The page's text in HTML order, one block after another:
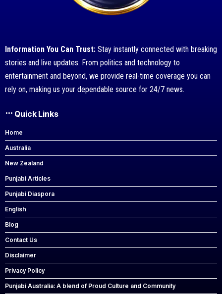
Information You Can Trust: Stay instantly connected with breaking
stories and live updates. From politics and technology to
entertainment and beyond, we provide real-time coverage you can
rely on, making us your dependable source for 24/7 news.
Quick Links
Home
Australia
New Zealand
Punjabi Articles
Punjabi Diaspora
English
Blog
Contact Us
Disclaimer
Privacy Policy
Punjabi Australia: A blend of Proud Culture and Community